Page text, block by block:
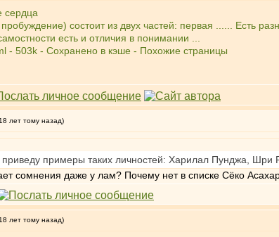
сердца
состоит из двух частей: первая ...... Есть
есть и отличия в понимании ...
- 503k - Сохранено в кэше - Похожие страницы
лет тому назад)
примеры таких личностей: Харилал Пунджа,
сомнения даже у лам? Почему нет в списке Сёко
лет тому назад)